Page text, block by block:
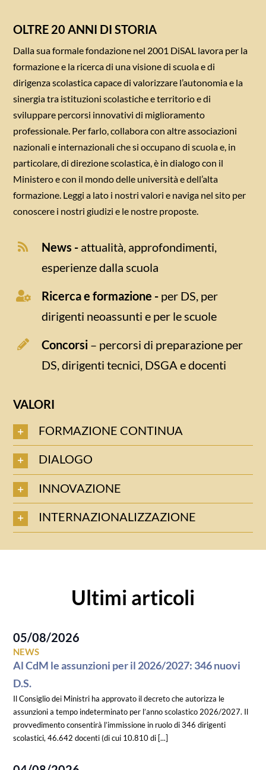
OLTRE 20 ANNI DI STORIA
Dalla sua formale fondazione nel 2001 DiSAL lavora per la
formazione e la ricerca di una visione di scuola e di
dirigenza scolastica capace di valorizzare l’autonomia e la
sinergia tra istituzioni scolastiche e territorio e di
sviluppare percorsi innovativi di miglioramento
professionale. Per farlo, collabora con altre associazioni
nazionali e internazionali che si occupano di scuola e, in
particolare, di direzione scolastica, è in dialogo con il
Ministero e con il mondo delle università e dell’alta
formazione. Leggi a lato i nostri valori e naviga nel sito per
conoscere i nostri giudizi e le nostre proposte.
News - attualità, approfondimenti,
esperienze dalla scuola
Ricerca e formazione - per DS, per
dirigenti neoassunti e per le scuole
Concorsi – percorsi di preparazione per
DS, dirigenti tecnici, DSGA e docenti
VALORI
FORMAZIONE CONTINUA
DIALOGO
INNOVAZIONE
INTERNAZIONALIZZAZIONE
Ultimi articoli
05/08/2026
NEWS
Al CdM le assunzioni per il 2026/2027: 346 nuovi
D.S.
Il Consiglio dei Ministri ha approvato il decreto che autorizza le
assunzioni a tempo indeterminato per l’anno scolastico 2026/2027. Il
provvedimento consentirà l’immissione in ruolo di 346 dirigenti
scolastici, 46.642 docenti (di cui 10.810 di [...]